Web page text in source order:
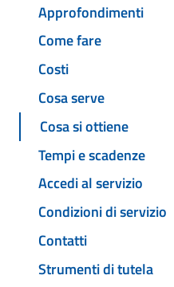
Approfondimenti
Come fare
Costi
Cosa serve
Cosa si ottiene
Tempi e scadenze
Accedi al servizio
Condizioni di servizio
Contatti
Strumenti di tutela